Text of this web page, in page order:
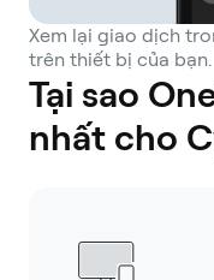
Xem lại giao dịch
trên thiết bị của bạn.
Tại sao
nhất cho